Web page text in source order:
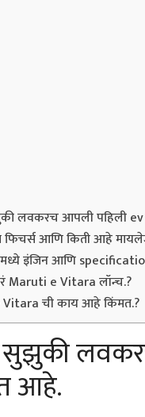
लवकरच आपली पहिली
आणि किती आहे
इंजिन आणि
Maruti e Vitara लॉन्च.?
ची काय आहे किंमत.?
आहे.